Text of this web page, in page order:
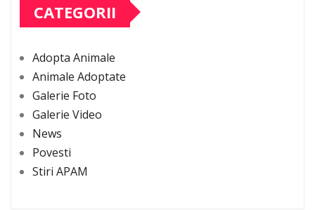
CATEGORII
Adopta Animale
Animale Adoptate
Galerie Foto
Galerie Video
News
Povesti
Stiri APAM